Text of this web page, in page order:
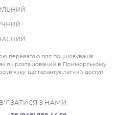
перевагою для поціновувачів
як розташований в Приморському
що гарантує легкий доступ
З НАМИ